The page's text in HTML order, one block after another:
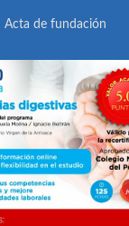
Acta de fundación